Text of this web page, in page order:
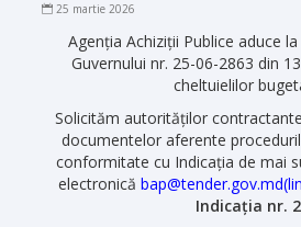
25 martie 2026
Agenția Achiziții Publice aduce
Guvernului nr. 25-06-2863 din
cheltuielilor
Solicităm autorităților
documentelor aferente
conformitate cu Indicația de mai
electronică
Indicația nr.